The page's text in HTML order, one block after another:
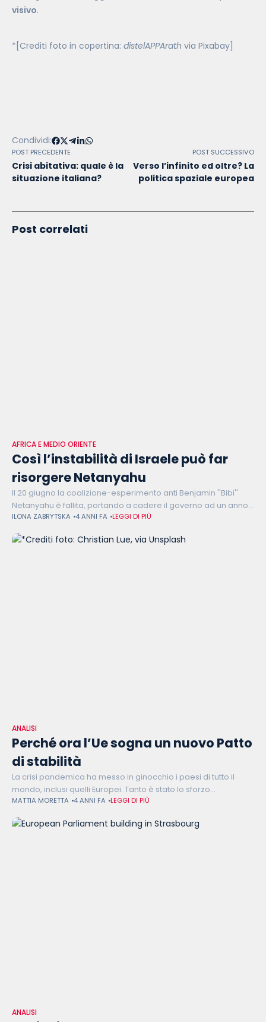
visivo.
*[Crediti foto in copertina: distelAPPArath via Pixabay]
Condividi:
POST PRECEDENTE
Crisi abitativa: quale è la
situazione italiana?
POST SUCCESSIVO
Verso l’infinito ed oltre? La
politica spaziale europea
Post correlati
AFRICA E MEDIO ORIENTE
Così l’instabilità di Israele può far
risorgere Netanyahu
Il 20 giugno la coalizione-esperimento anti Benjamin ''Bibi''
Netanyahu è fallita, portando a cadere il governo ad un anno
esatto dalla sua entrata in carica, e riportando l'instabilità in
Israele.
ILONA ZABRYTSKA 4 ANNI FA LEGGI DI PIÙ
ANALISI
Perché ora l’Ue sogna un nuovo Patto
di stabilità
La crisi pandemica ha messo in ginocchio i paesi di tutto il
mondo, inclusi quelli Europei. Tanto è stato lo sforzo
necessario per andare incontro ad esigenze di famiglie e
MATTIA MORETTA 4 ANNI FA LEGGI DI PIÙ
ANALISI